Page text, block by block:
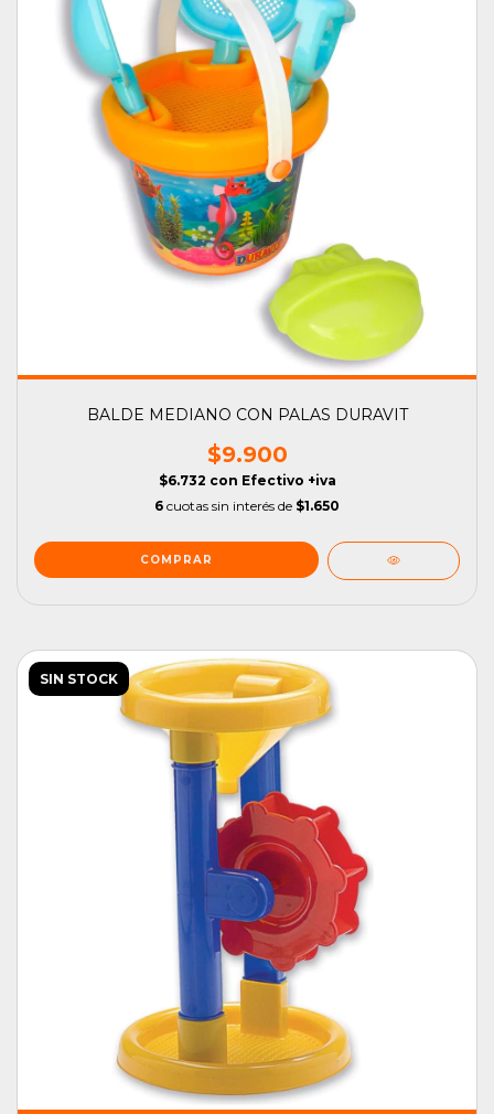
BALDE MEDIANO CON PALAS DURAVIT
$9.900
$6.732 con Efectivo +iva
6 cuotas sin interés de $1.650
SIN STOCK